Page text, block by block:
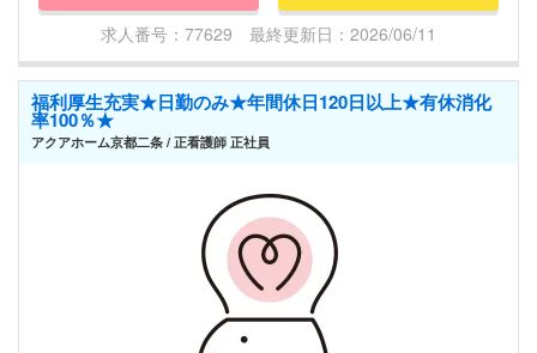
求人番号：77629 最終更新日：2026/06/11
福利厚生充実★日勤のみ★年間休日120日以上★有休消化
率100％★
アクアホーム京都二条 / 正看護師 正社員